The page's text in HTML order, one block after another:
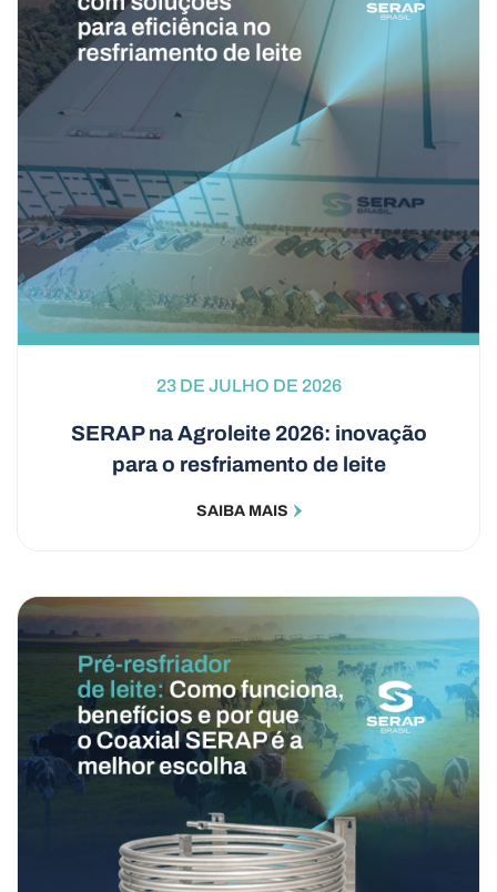
23 DE JULHO DE 2026
SERAP na Agroleite 2026: inovação
para o resfriamento de leite
SAIBA MAIS